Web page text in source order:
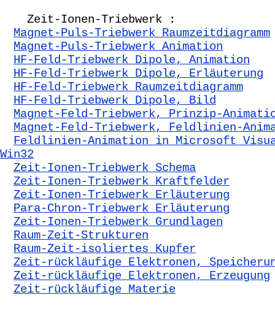
Zeit-Ionen-Triebwerk :
Magnet-Puls-Triebwerk Raumzeitdiagramm
Magnet-Puls-Triebwerk Animation
HF-Feld-Triebwerk Dipole, Animation
HF-Feld-Triebwerk Dipole, Erläuterung
HF-Feld-Triebwerk Raumzeitdiagramm
HF-Feld-Triebwerk Dipole, Bild
Magnet-Feld-Triebwerk, Prinzip-
Magnet-Feld-Triebwerk, Feldlinien-
Feldlinien-Animation in Microsoft
Win32
Zeit-Ionen-Triebwerk Schema
Zeit-Ionen-Triebwerk Kraftfelder
Zeit-Ionen-Triebwerk Erläuterung
Para-Chron-Triebwerk Erläuterung
Zeit-Ionen-Triebwerk Grundlagen
Raum-Zeit-Strukturen
Raum-Zeit-isoliertes Kupfer
Zeit-rückläufige Elektronen,
Zeit-rückläufige Elektronen, Erzeugung
Zeit-rückläufige Materie